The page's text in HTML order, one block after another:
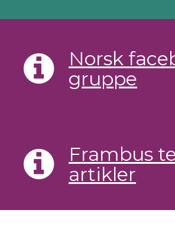
Norsk
gruppe
Frambus
artikler